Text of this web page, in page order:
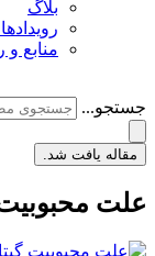
بلاگ
منابع و
جستجو...
مقاله یافت شد.
علت محبوبیت